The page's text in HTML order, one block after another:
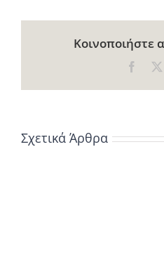
Κοινοποιήστε
Σχετικά Άρθρα